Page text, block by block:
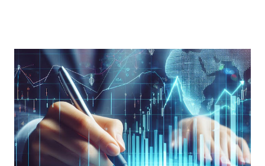
Georgia (24,54%) e Cincinnati, Ohio (20,6%). Con questo in
mente, ti starai chiedendo se dovresti gettare il cappello
sul ring e investire nel settore immobiliare - o, se sei in
ritardo. Ti starai anche chiedendo se dovresti investire nel
settore immobiliare in senso tradizionale - come in,
diventando un proprietario terriero. LEGGI ANCHE :
Comprare Azioni a Wall Street Ora, ecco le buone notizie.